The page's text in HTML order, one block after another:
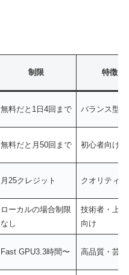
制限 特徴
無料だと1日4回まで バランス型
無料だと月50回まで 初心者向け
月25クレジット クオリティ
ローカルの場合制限
なし
技術者・上
向け
Fast GPU3.3時間〜 高品質・芸